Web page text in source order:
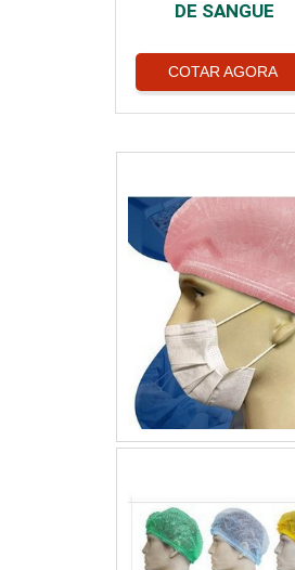
DE SANGUE
COTAR AGORA